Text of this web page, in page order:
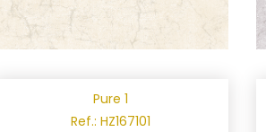
Pure 1
Ref.: HZ167101